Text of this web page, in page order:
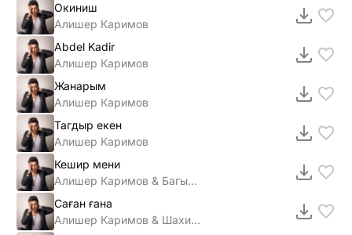
Окиниш
Алишер Каримов
Abdel Kadir
Алишер Каримов
Жанарым
Алишер Каримов
Тагдыр екен
Алишер Каримов
Кешир мени
Алишер Каримов & Багым Мухитденова
Саған ғана
Алишер Каримов & Шахизада